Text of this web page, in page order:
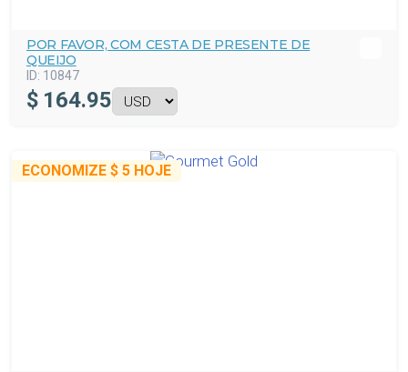
POR FAVOR, COM CESTA DE PRESENTE DE
QUEIJO
ID: 10847
$ 164.95
ECONOMIZE $ 5 HOJE